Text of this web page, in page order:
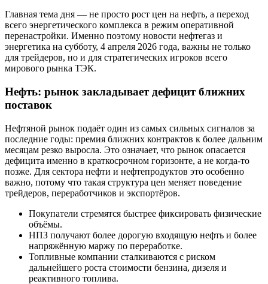
Главная тема дня — не просто рост цен на нефть, а переход
всего энергетического комплекса в режим оперативной
перенастройки. Именно поэтому новости нефтегаз и
энергетика на субботу, 4 апреля 2026 года, важны не только
для трейдеров, но и для стратегических игроков всего
мирового рынка ТЭК.
Нефть: рынок закладывает дефицит ближних
поставок
Нефтяной рынок подаёт один из самых сильных сигналов за
последние годы: премия ближних контрактов к более дальним
месяцам резко выросла. Это означает, что рынок опасается
дефицита именно в краткосрочном горизонте, а не когда-то
позже. Для сектора нефти и нефтепродуктов это особенно
важно, потому что такая структура цен меняет поведение
трейдеров, переработчиков и экспортёров.
Покупатели стремятся быстрее фиксировать физические
объёмы.
НПЗ получают более дорогую входящую нефть и более
напряжённую маржу по переработке.
Топливные компании сталкиваются с риском
дальнейшего роста стоимости бензина, дизеля и
реактивного топлива.